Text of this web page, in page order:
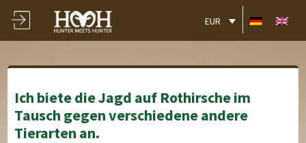
EUR
Ich biete die Jagd auf Rothirsche im
Tausch gegen verschiedene andere
Tierarten an.